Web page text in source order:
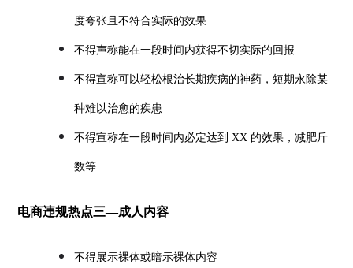
度夸张且不符合实际的效果
不得声称能在一段时间内获得不切实际的回报
不得宣称可以轻松根治长期疾病的神药，短期永除某
种难以治愈的疾患
不得宣称在一段时间内必定达到 XX 的效果，减肥斤
数等
电商违规热点三—成人内容
不得展示裸体或暗示裸体内容